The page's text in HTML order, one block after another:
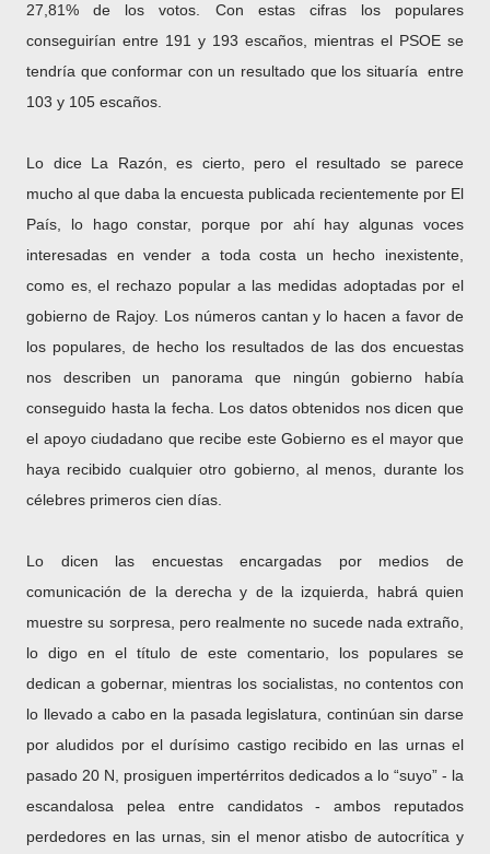
27,81% de los votos. Con estas cifras los populares
conseguirían entre 191 y 193 escaños, mientras el PSOE se
tendría que conformar con un resultado que los situaría
entre
103 y 105 escaños.
Lo dice La Razón, es cierto, pero el resultado se parece
mucho al que daba la encuesta publicada recientemente por El
País, lo hago constar, porque por ahí hay algunas voces
interesadas en vender a toda costa un hecho inexistente,
como es, el rechazo popular a las medidas adoptadas por el
gobierno de Rajoy. Los números cantan y lo hacen a favor de
los populares, de hecho los resultados de las dos encuestas
nos describen un panorama que ningún gobierno había
conseguido hasta la fecha. Los datos obtenidos nos dicen que
el apoyo ciudadano que recibe este Gobierno es el mayor que
haya recibido cualquier otro gobierno, al menos, durante los
célebres primeros cien días.
Lo dicen las encuestas encargadas por medios de
comunicación de la derecha y de la izquierda, habrá quien
muestre su sorpresa, pero realmente no sucede nada extraño,
lo digo en el título de este comentario, los populares se
dedican a gobernar, mientras los socialistas, no contentos con
lo llevado a cabo en la pasada legislatura, continúan sin darse
por aludidos por el durísimo castigo recibido en las urnas el
pasado 20 N, prosiguen impertérritos dedicados a lo “suyo” - la
escandalosa pelea entre candidatos - ambos reputados
perdedores en las urnas, sin el menor atisbo de autocrítica y